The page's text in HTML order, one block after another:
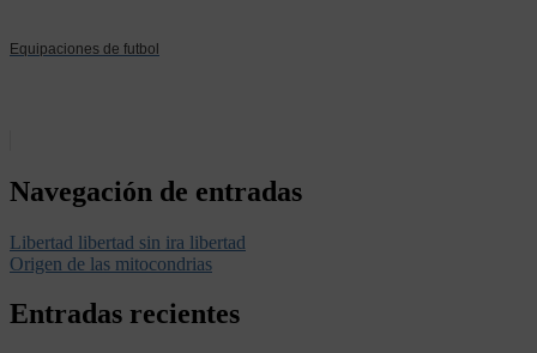
Equipaciones de futbol
Navegación de entradas
Libertad libertad sin ira libertad
Origen de las mitocondrias
Entradas recientes